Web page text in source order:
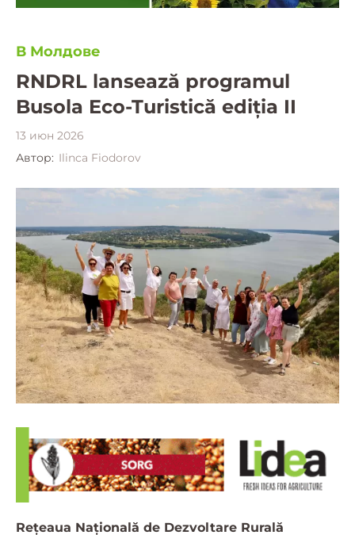
В Молдове
RNDRL lansează programul
Busola Eco-Turistică ediția II
13 июн 2026
Автор: Ilinca Fiodorov
Rețeaua Națională de Dezvoltare Rurală